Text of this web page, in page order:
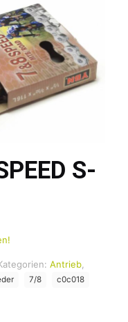
S-
Antrieb
7/8
c0c018